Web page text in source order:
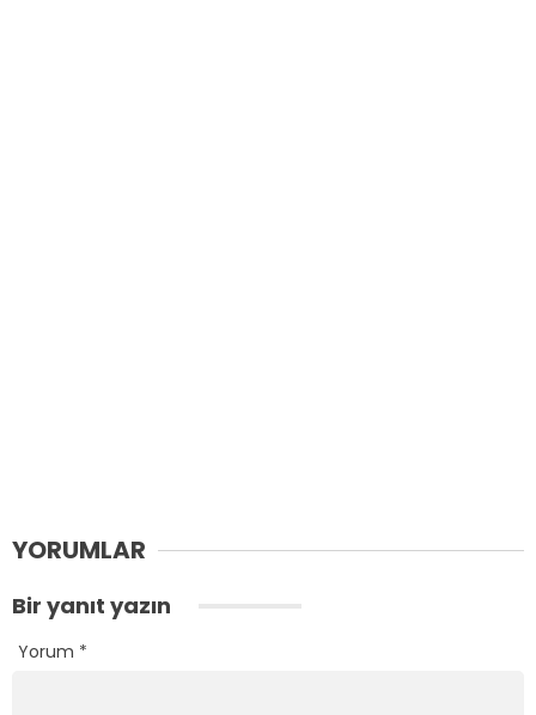
YORUMLAR
Bir yanıt yazın
Yorum *